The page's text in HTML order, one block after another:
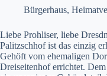
Bürgerhaus,
Liebe Prohliser, liebe
Palitzschhof ist das einzig
Gehöft vom ehemaligen
Dreiseitenhof errichtet.